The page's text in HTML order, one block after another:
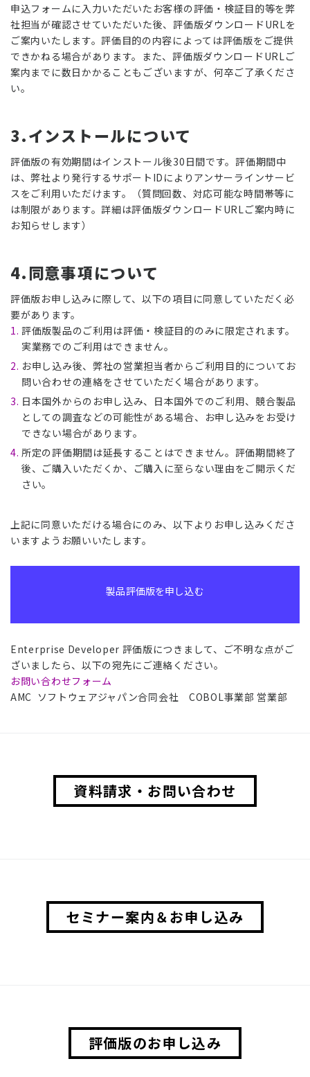
申込フォームに入力いただいたお客様の評価・検証目的等を弊
社担当が確認させていただいた後、評価版ダウンロードURLを
ご案内いたします。評価目的の内容によっては評価版をご提供
できかねる場合があります。また、評価版ダウンロードURLご
案内までに数日かかることもございますが、何卒ご了承くださ
い。
3.インストールについて
評価版の有効期間はインストール後30日間です。評価期間中
は、弊社より発行するサポートIDによりアンサーラインサービ
スをご利用いただけます。（質問回数、対応可能な時間帯等に
は制限があります。詳細は評価版ダウンロードURLご案内時に
お知らせします）
4.同意事項について
評価版お申し込みに際して、以下の項目に同意していただく必
要があります。
評価版製品のご利用は評価・検証目的のみに限定されます。
実業務でのご利用はできません。
お申し込み後、弊社の営業担当者からご利用目的についてお
問い合わせの連絡をさせていただく場合があります。
日本国外からのお申し込み、日本国外でのご利用、競合製品
としての調査などの可能性がある場合、お申し込みをお受け
できない場合があります。
所定の評価期間は延長することはできません。評価期間終了
後、ご購入いただくか、ご購入に至らない理由をご開示くだ
さい。
上記に同意いただける場合にのみ、以下よりお申し込みくださ
いますようお願いいたします。
製品評価版を申し込む
Enterprise Developer 評価版につきまして、ご不明な点がご
ざいましたら、以下の宛先にご連絡ください。
お問い合わせフォーム
AMC ソフトウェアジャパン合同会社 COBOL事業部 営業部
資料請求・お問い合わせ
セミナー案内＆お申し込み
評価版のお申し込み